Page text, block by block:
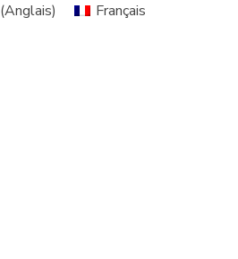
(Anglais) Français